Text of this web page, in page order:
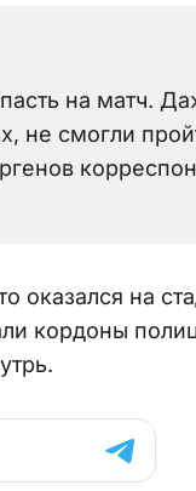
на матч.
не смогли
оказался на
кордоны